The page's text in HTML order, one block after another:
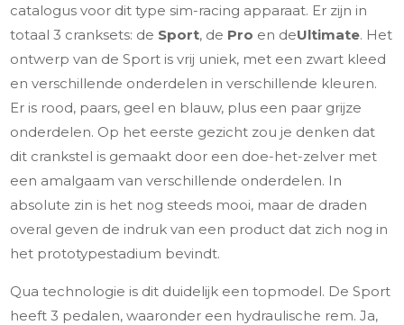
catalogus voor dit type sim-racing apparaat. Er zijn in
totaal 3 cranksets: de Sport, de Pro en deUltimate. Het
ontwerp van de Sport is vrij uniek, met een zwart kleed
en verschillende onderdelen in verschillende kleuren.
Er is rood, paars, geel en blauw, plus een paar grijze
onderdelen. Op het eerste gezicht zou je denken dat
dit crankstel is gemaakt door een doe-het-zelver met
een amalgaam van verschillende onderdelen. In
absolute zin is het nog steeds mooi, maar de draden
overal geven de indruk van een product dat zich nog in
het prototypestadium bevindt.
Qua technologie is dit duidelijk een topmodel. De Sport
heeft 3 pedalen, waaronder een hydraulische rem. Ja,